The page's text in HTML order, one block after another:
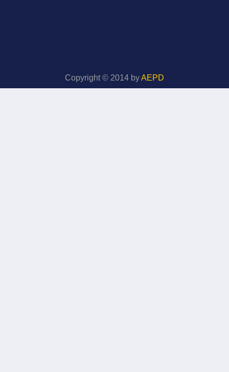
Copyright © 2014 byAEPD